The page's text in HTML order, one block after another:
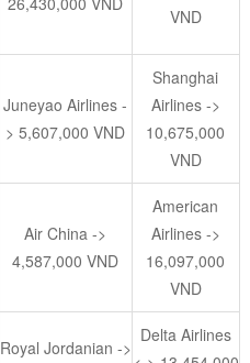
VND
Juneyao Airlines -
> 5,607,000 VND
Shanghai
Airlines ->
10,675,000
VND
Air China ->
4,587,000 VND
American
Airlines ->
16,097,000
VND
Royal Jordanian ->
Delta Airlines